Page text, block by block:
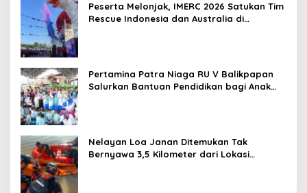
Peserta Melonjak, IMERC 2026 Satukan Tim
Rescue Indonesia dan Australia di
Pertamina Patra Niaga RU V Balikpapan
Salurkan Bantuan Pendidikan bagi Anak
Nelayan Loa Janan Ditemukan Tak
Bernyawa 3,5 Kilometer dari Lokasi